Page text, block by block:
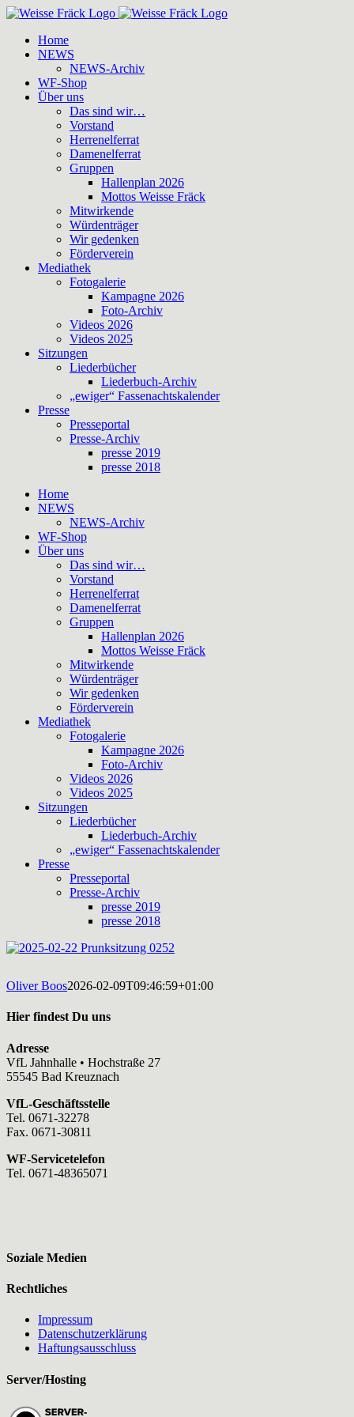
Zum
springenHome
NEWS
NEWS-Archiv
WF-Shop
Über uns
Das sind wir…
Vorstand
Herrenelferrat
Damenelferrat
Gruppen
Hallenplan 2026
Mottos Weisse Fräck
Mitwirkende
Würdenträger
Wir gedenken
Förderverein
Mediathek
Fotogalerie
Kampagne 2026
Foto-Archiv
Videos 2026
Videos 2025
Sitzungen
Liederbücher
Liederbuch-Archiv
„ewiger“ Fassenachtskalender
Presse
Presseportal
Presse-Archiv
presse 2019
presse 2018
Home
NEWS
NEWS-Archiv
WF-Shop
Über uns
Das sind wir…
Vorstand
Herrenelferrat
Damenelferrat
Gruppen
Hallenplan 2026
Mottos Weisse Fräck
Mitwirkende
Würdenträger
Wir gedenken
Förderverein
Mediathek
Fotogalerie
Kampagne 2026
Foto-Archiv
Videos 2026
Videos 2025
Sitzungen
Liederbücher
Liederbuch-Archiv
„ewiger“ Fassenachtskalender
Presse
Presseportal
Presse-Archiv
presse 2019
presse 2018
Oliver Boos2026-02-09T09:46:59+01:00
Hier findest Du uns
Adresse
VfL Jahnhalle • Hochstraße 27
55545 Bad Kreuznach
VfL-Geschäftsstelle
Tel. 0671-32278
Fax. 0671-30811
WF-Servicetelefon
Tel. 0671-48365071
Soziale Medien
Rechtliches
Impressum
Datenschutzerklärung
Haftungsausschluss
Server/Hosting